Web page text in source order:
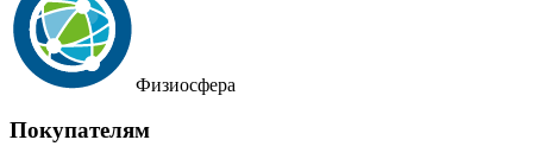
Физиосфера
Покупателям